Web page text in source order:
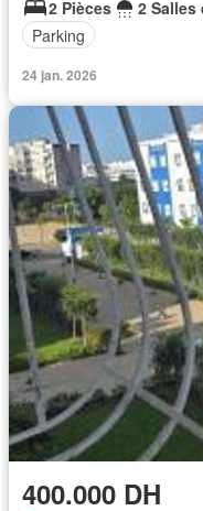
2 Pièces
2 Salles
Parking
24 jan. 2026
400.000 DH